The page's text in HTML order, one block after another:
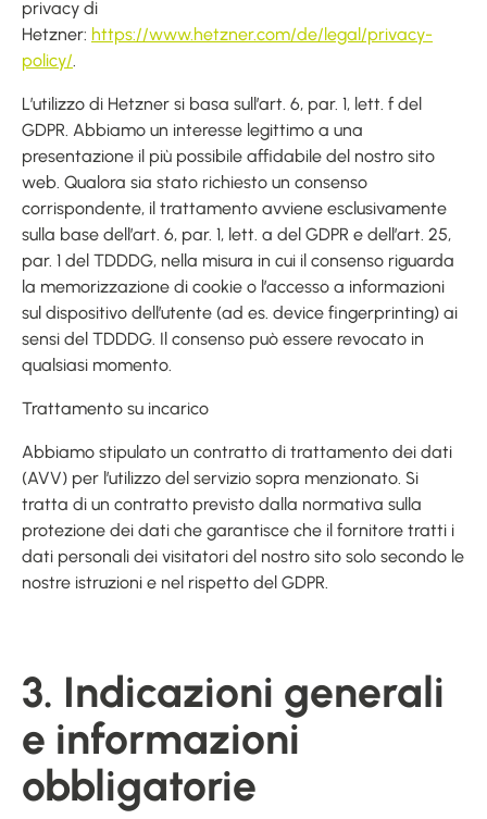
privacy di
Hetzner: https://www.hetzner.com/de/legal/privacy-
policy/.
L’utilizzo di Hetzner si basa sull’art. 6, par. 1, lett. f del
GDPR. Abbiamo un interesse legittimo a una
presentazione il più possibile affidabile del nostro sito
web. Qualora sia stato richiesto un consenso
corrispondente, il trattamento avviene esclusivamente
sulla base dell’art. 6, par. 1, lett. a del GDPR e dell’art. 25,
par. 1 del TDDDG, nella misura in cui il consenso riguarda
la memorizzazione di cookie o l’accesso a informazioni
sul dispositivo dell’utente (ad es. device fingerprinting) ai
sensi del TDDDG. Il consenso può essere revocato in
qualsiasi momento.
Trattamento su incarico
Abbiamo stipulato un contratto di trattamento dei dati
(AVV) per l’utilizzo del servizio sopra menzionato. Si
tratta di un contratto previsto dalla normativa sulla
protezione dei dati che garantisce che il fornitore tratti i
dati personali dei visitatori del nostro sito solo secondo le
nostre istruzioni e nel rispetto del GDPR.
3. Indicazioni generali
e informazioni
obbligatorie